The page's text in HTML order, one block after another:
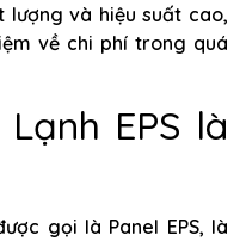
và hiệu suất cao,
về chi phí trong quá
EPS là
gọi là Panel EPS, là